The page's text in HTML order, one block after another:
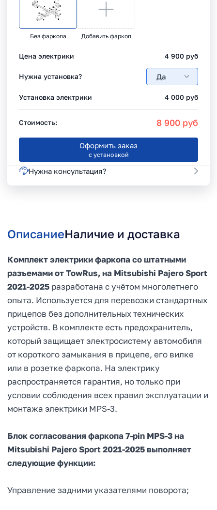
Без фаркопа Добавить фаркоп
Цена электрики 4 900 руб
Нужна установка? Да
Установка электрики 4 000 руб
Стоимость: 8 900 руб
Оформить заказ
с установкой
Нужна консультация?
ОписаниеНаличие и доставка
Комплект электрики фаркопа со штатными
разъемами от TowRus, на Mitsubishi Pajero Sport
2021-2025 разработана с учётом многолетнего
опыта. Используется для перевозки стандартных
прицепов без дополнительных технических
устройств. В комплекте есть предохранитель,
который защищает электросистему автомобиля
от короткого замыкания в прицепе, его вилке
или в розетке фаркопа. На электрику
распространяется гарантия, но только при
условии соблюдения всех правил эксплуатации и
монтажа электрики MPS-3.
Блок согласования фаркопа 7-pin MPS-3 на
Mitsubishi Pajero Sport 2021-2025 выполняет
следующие функции:
Управление задними указателями поворота;